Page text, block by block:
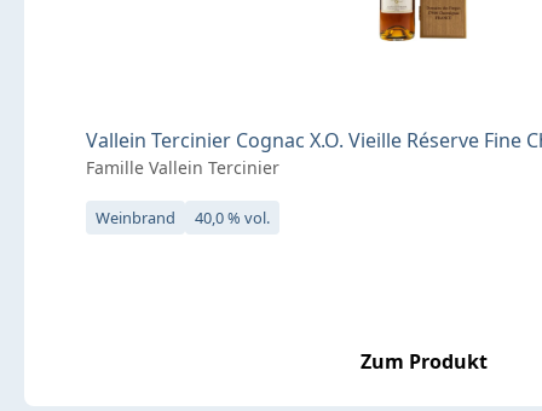
Vallein Tercinier Cognac X.O. Vieille Réserve Fine
Famille Vallein Tercinier
Weinbrand 40,0 % vol.
Zum Produkt